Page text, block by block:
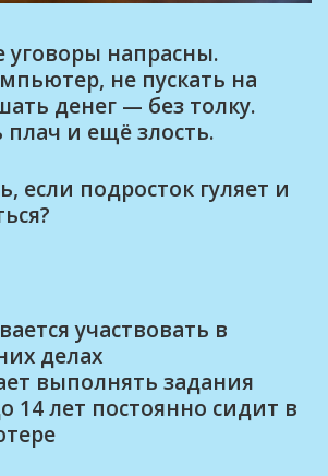
уговоры напрасны.
не пускать на
денег — без толку.
и ещё злость.
если подросток гуляет и
участвовать в
делах
выполнять задания
14 лет постоянно сидит в